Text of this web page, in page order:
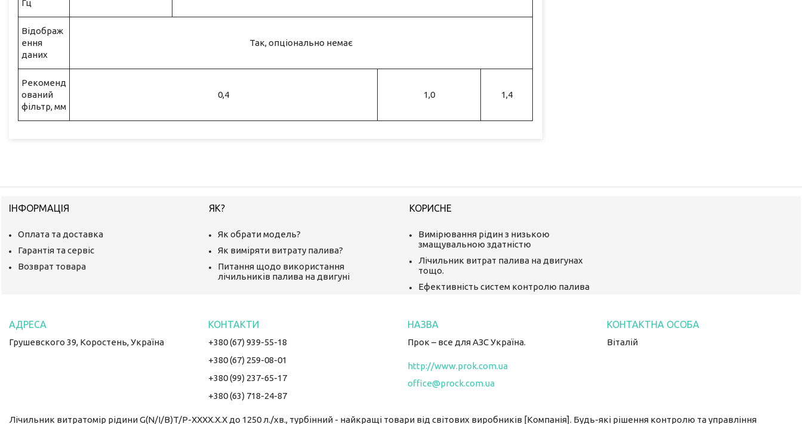
Гц
Відображ
ення
даних
Так, опціонально немає
Рекоменд
ований
фільтр, мм
0,4 1,0 1,4
ІНФОРМАЦІЯ
Оплата та доставка
Гарантія та сервіс
Возврат товара
ЯК?
Як обрати модель?
Як виміряти витрату палива?
Питання щодо використання
лічильників палива на двигуні
КОРИСНЕ
Вимірювання рідин з низькою
змащувальною здатністю
Лічильник витрат палива на двигунах
тощо.
Ефективність систем контролю палива
Грушевского 39, Коростень, Україна
+380 (67) 939-55-18
+380 (67) 259-08-01
+380 (99) 237-65-17
+380 (63) 718-24-87
Прок – все для АЗС Україна.
http://www.prok.com.ua
office@prock.com.ua
Віталій
Лічильник витратомір рідини G(N/I/B)T/P-XXXX.X.X до 1250 л./хв., турбінний - найкращі товари від світових виробників [Компанія]. Будь-які рішення контролю та управління